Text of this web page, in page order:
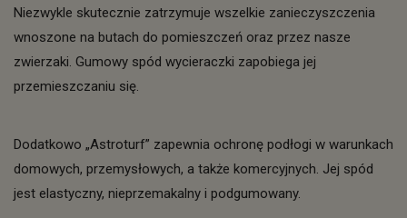
Niezwykle skutecznie zatrzymuje wszelkie zanieczyszczenia
wnoszone na butach do pomieszczeń oraz przez nasze
zwierzaki. Gumowy spód wycieraczki zapobiega jej
przemieszczaniu się.
Dodatkowo „Astroturf” zapewnia ochronę podłogi w warunkach
domowych, przemysłowych, a także komercyjnych. Jej spód
jest elastyczny, nieprzemakalny i podgumowany.